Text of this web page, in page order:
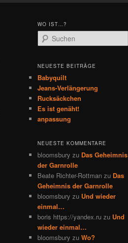
WO IST…?
u
h
n
NEUESTE BEITRÄGE
Babyquilt
Jeans-Verlängerung
Rucksäckchen
Es ist genäht!
anpassung
NEUESTE KOMMENTARE
bloomsbury zu Das Geheimnis
der Garnrolle
Beate Richter-Rottman zu Das
Geheimnis der Garnrolle
bloomsbury zu Und wieder
einmal…
boris https://yandex.ru zu Und
wieder einmal…
bloomsbury zu Wo?